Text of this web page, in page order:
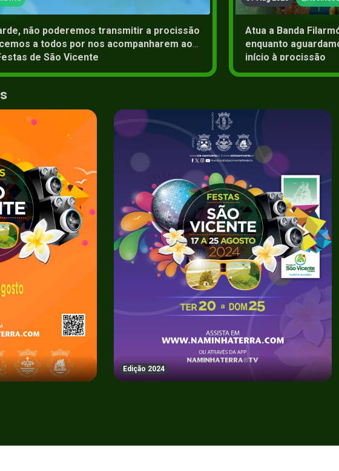
não poderemos transmitir a procissão
a todos por nos acompanharem ao
de São Vicente
Atua a Banda
enquanto
início à procissão
Edição 2024